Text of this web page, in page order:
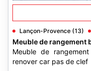
Lançon-Provence (13)
Meuble de rangement
Meuble de
renover car pas de clef